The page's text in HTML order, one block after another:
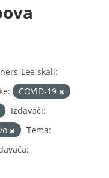
Lee skali:
COVID-19
Izdavači:
Tema: